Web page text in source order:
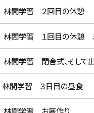
林間学習 ２回目の休憩
林間学習 １回目の休憩
間学習 閉舎式、そして
間学習 ３日目の昼食
林間学習 お箸作り